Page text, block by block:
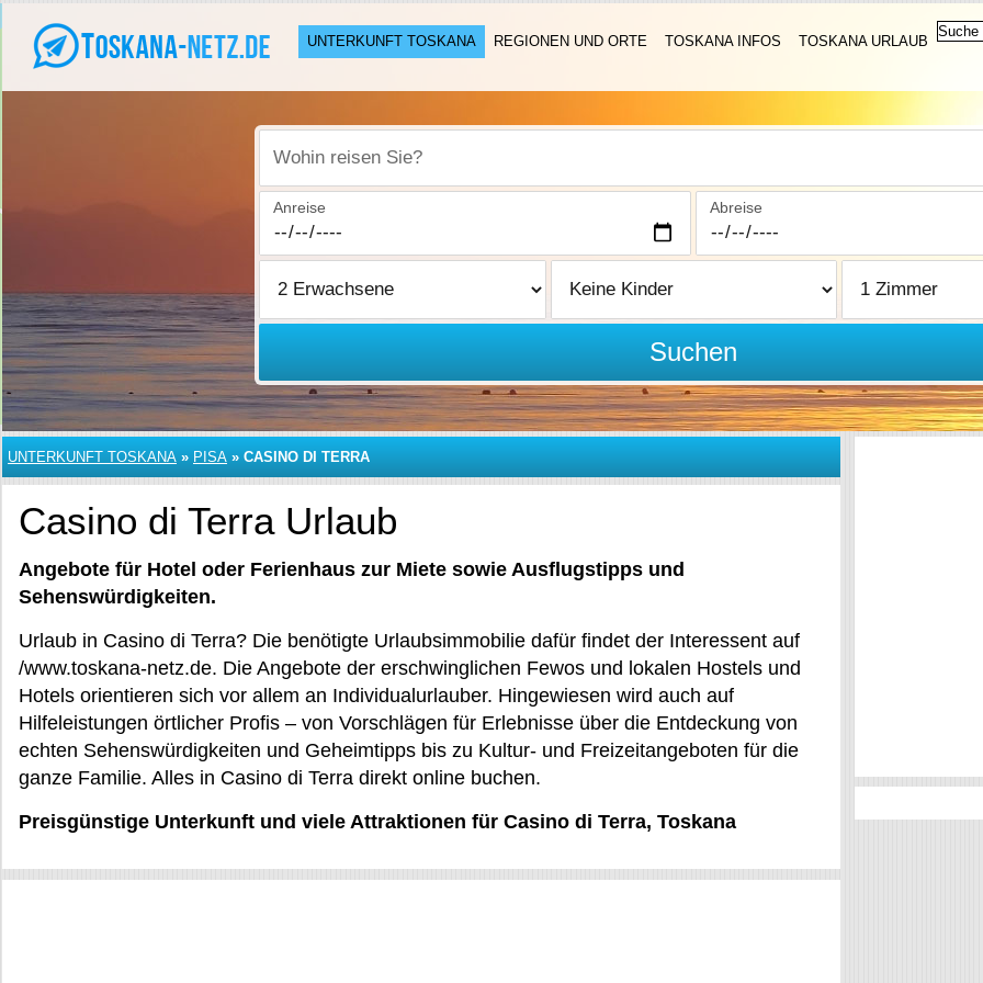
UNTERKUNFT TOSKANA REGIONEN UND ORTE TOSKANA INFOS TOSKANA URLAUB
Wohin reisen Sie?
Anreise Abreise
Suchen
UNTERKUNFT TOSKANA » PISA » CASINO DI TERRA
Casino di Terra Urlaub
Angebote für Hotel oder Ferienhaus zur Miete sowie Ausflugstipps und
Sehenswürdigkeiten.
Urlaub in Casino di Terra? Die benötigte Urlaubsimmobilie dafür findet der Interessent auf
/www.toskana-netz.de. Die Angebote der erschwinglichen Fewos und lokalen Hostels und
Hotels orientieren sich vor allem an Individualurlauber. Hingewiesen wird auch auf
Hilfeleistungen örtlicher Profis – von Vorschlägen für Erlebnisse über die Entdeckung von
echten Sehenswürdigkeiten und Geheimtipps bis zu Kultur- und Freizeitangeboten für die
ganze Familie. Alles in Casino di Terra direkt online buchen.
Preisgünstige Unterkunft und viele Attraktionen für Casino di Terra, Toskana